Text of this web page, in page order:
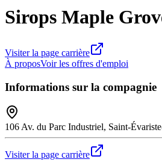
Sirops Maple
Visiter la page carrière
À proposVoir les offres d'emploi
Informations sur la compagnie
106 Av. du Parc Industriel, Saint-
Visiter la page carrière